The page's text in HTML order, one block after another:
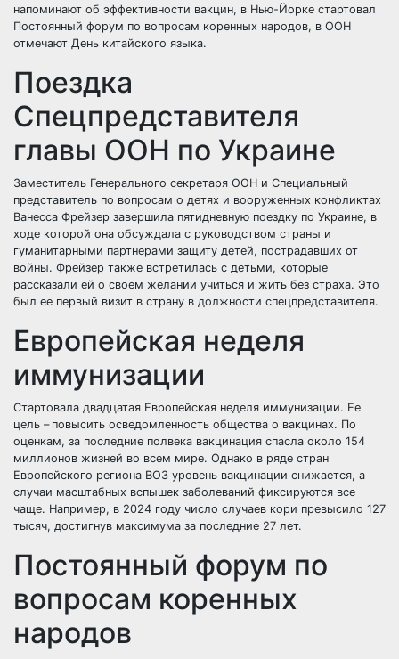
напоминают об эффективности вакцин, в Нью-Йорке стартовал
Постоянный форум по вопросам коренных народов, в ООН
отмечают День китайского языка.
Поездка
Спецпредставителя
главы ООН по Украине
Заместитель Генерального секретаря ООН и Специальный
представитель по вопросам о детях и вооруженных конфликтах
Ванесса Фрейзер завершила пятидневную поездку по Украине, в
ходе которой она обсуждала с руководством страны и
гуманитарными партнерами защиту детей, пострадавших от
войны. Фрейзер также встретилась с детьми, которые
рассказали ей о своем желании учиться и жить без страха. Это
был ее первый визит в страну в должности спецпредставителя.
Европейская неделя
иммунизации
Cтартовала двадцатая Европейская неделя иммунизации. Ее
цель – повысить осведомленность общества о вакцинах. По
оценкам, за последние полвека вакцинация спасла около 154
миллионов жизней во всем мире. Однако в ряде стран
Европейского региона ВОЗ уровень вакцинации снижается, а
случаи масштабных вспышек заболеваний фиксируются все
чаще. Например, в 2024 году число случаев кори превысило 127
тысяч, достигнув максимума за последние 27 лет.
Постоянный форум по
вопросам коренных
народов